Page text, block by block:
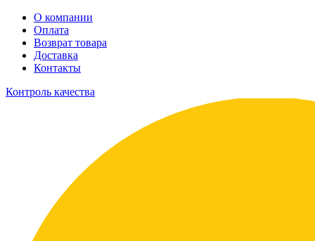
О компании
Оплата
Возврат товара
Доставка
Контакты
Контроль качества